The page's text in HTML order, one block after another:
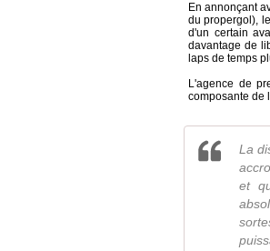
En annonçant
du propergol),
d'un certain
davantage de
laps de temps
L'agence de
composante de
La
et